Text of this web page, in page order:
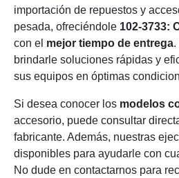
importación de repuestos y
pesada, ofreciéndole 102-3733:
con el mejor tiempo de entrega.
brindarle soluciones rápidas y
sus equipos en óptimas
Si desea conocer los modelos
accesorio, puede consultar
fabricante. Además, nuestras
disponibles para ayudarle con
No dude en contactarnos para